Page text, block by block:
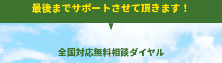
最後までサポートさせて頂きます！
全国対応無料相談ダイヤル